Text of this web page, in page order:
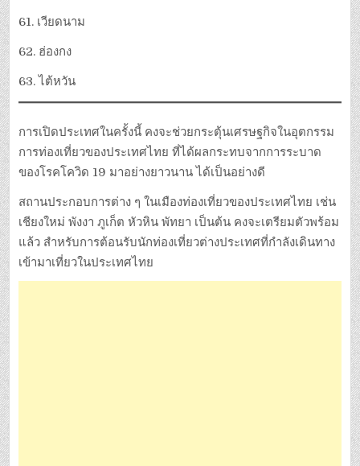
61. เวียดนาม
62. ฮ่องกง
63. ไต้หวัน
การเปิดประเทศในครั้งนี้ คงจะช่วยกระตุ้นเศรษฐกิจในอุตกรรม
การท่องเที่ยวของประเทศไทย ที่ได้ผลกระทบจากการระบาด
ของโรคโควิด 19 มาอย่างยาวนาน ได้เป็นอย่างดี
สถานประกอบการต่าง ๆ ในเมืองท่องเที่ยวของประเทศไทย เช่น
เชียงใหม่ พังงา ภูเก็ต หัวหิน พัทยา เป็นต้น คงจะเตรียมตัวพร้อม
แล้ว สำหรับการต้อนรับนักท่องเที่ยวต่างประเทศที่กำลังเดินทาง
เข้ามาเที่ยวในประเทศไทย